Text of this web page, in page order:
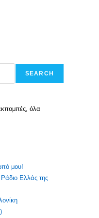
SEARCH
όλα
μου!
Ελλάς της